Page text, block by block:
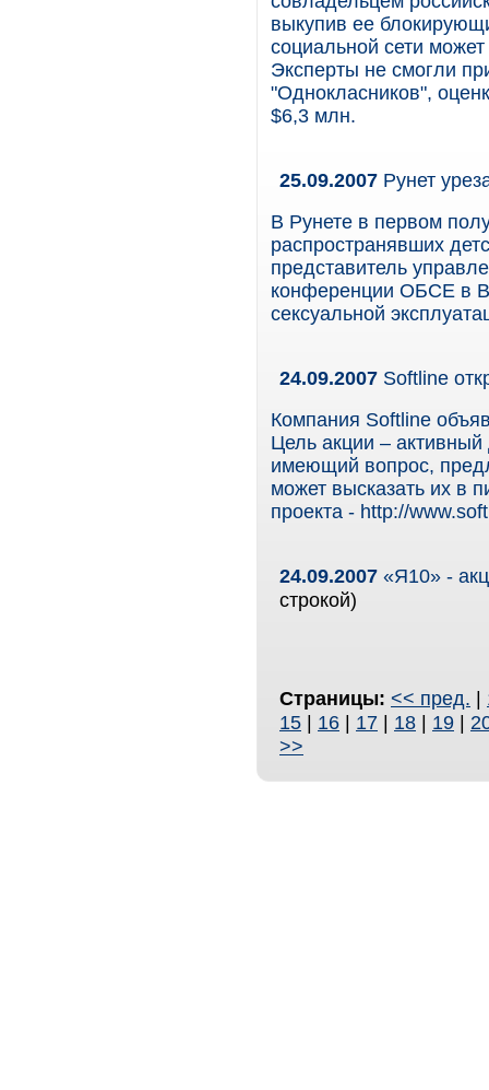
выкупив ее
социальной сети
Эксперты не смогли
"Однокласников",
$6,3 млн.
25.09.2007 Рунет
В Рунете в первом
распространявших
представитель
конференции ОБСЕ в
сексуальной
24.09.2007 Softline
Компания Softline
Цель акции –
имеющий вопрос,
может высказать их в
проекта - http://
24.09.2007 «Я10» -
строкой)
Страницы: << пред. |
15 | 16 | 17 | 18 | 19 |
>>